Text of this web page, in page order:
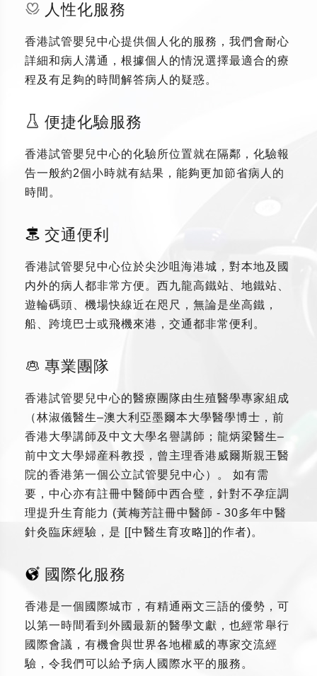
人性化服務
香港試管嬰兒中心提供個人化的服務，我們會耐心
詳細和病人溝通，根據個人的情況選擇最適合的療
程及有足夠的時間解答病人的疑惑。
便捷化驗服務
香港試管嬰兒中心的化驗所位置就在隔鄰，化驗報
告一般約2個小時就有結果，能夠更加節省病人的
時間。
交通便利
香港試管嬰兒中心位於尖沙咀海港城，對本地及國
内外的病人都非常方便。西九龍高鐵站、地鐵站、
遊輪碼頭、機場快線近在咫尺，無論是坐高鐵，
船、跨境巴士或飛機來港，交通都非常便利。
專業團隊
香港試管嬰兒中心的醫療團隊由生殖醫學專家組成
（林淑儀醫生–澳大利亞墨爾本大學醫學博士，前
香港大學講師及中文大學名譽講師；龍炳梁醫生–
前中文大學婦産科教授，曾主理香港威爾斯親王醫
院的香港第一個公立試管嬰兒中心）。 如有需
要，中心亦有註冊中醫師中西合璧，針對不孕症調
理提升生育能力 (黃梅芳註冊中醫師 - 30多年中醫
針灸臨床經驗，是 [[中醫生育攻略]]的作者)。
國際化服務
香港是一個國際城市，有精通兩文三語的優勢，可
以第一時間看到外國最新的醫學文獻，也經常舉行
國際會議，有機會與世界各地權威的專家交流經
驗，令我們可以給予病人國際水平的服務。